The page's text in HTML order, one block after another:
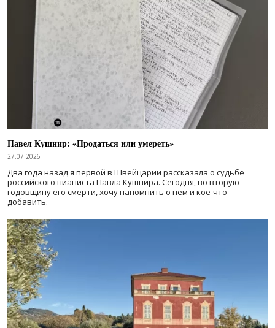
Павел Кушнир: «Продаться или умереть»
27.07.2026
Два года назад я первой в Швейцарии рассказала о судьбе
российского пианиста Павла Кушнира. Сегодня, во вторую
годовщину его смерти, хочу напомнить о нем и кое-что
добавить.